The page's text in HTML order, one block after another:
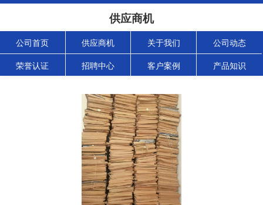
供应商机
公司首页 供应商机 关于我们 公司动态
荣誉认证 招聘中心 客户案例 产品知识